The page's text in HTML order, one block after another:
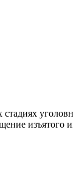
изъятого